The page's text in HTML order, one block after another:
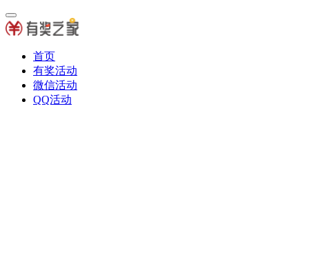
首页
有奖活动
微信活动
QQ活动